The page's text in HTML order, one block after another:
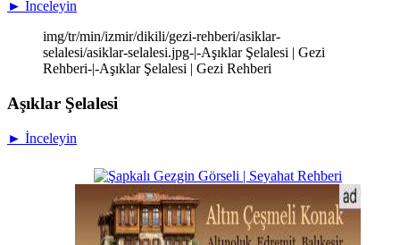
► İnceleyin
img/tr/min/izmir/dikili/gezi-rehberi/asiklar-
selalesi/asiklar-selalesi.jpg-|-Aşıklar Şelalesi | Gezi
Rehberi-|-Aşıklar Şelalesi | Gezi Rehberi
Aşıklar Şelalesi
► İnceleyin